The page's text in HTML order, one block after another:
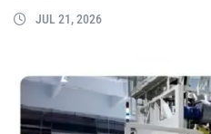
JUL 21, 2026